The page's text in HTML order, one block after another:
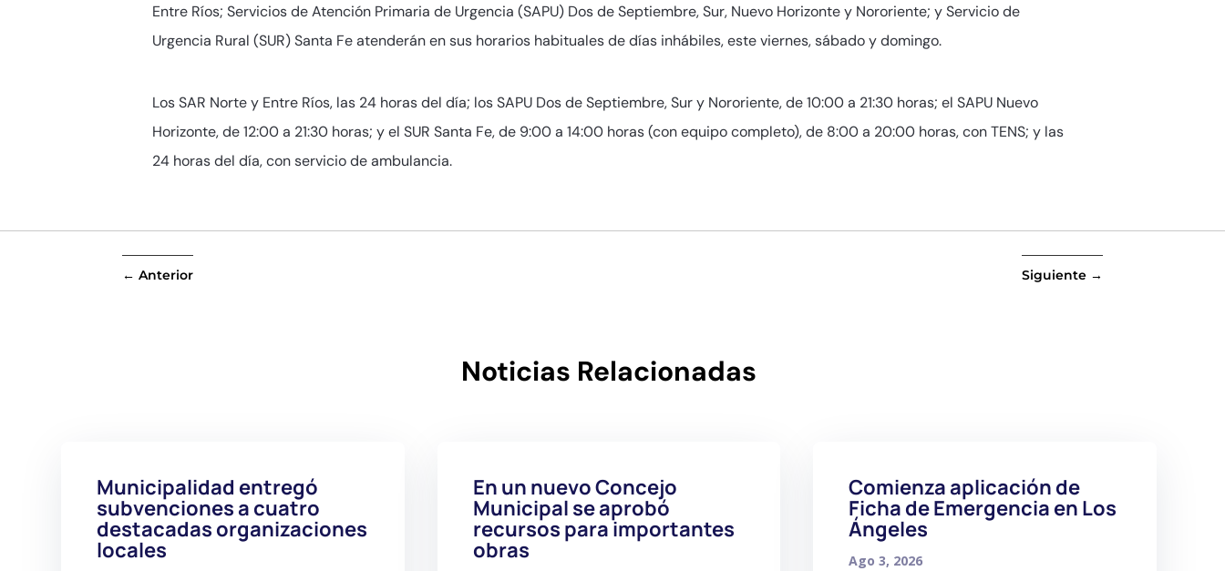
Entre Ríos; Servicios de Atención Primaria de Urgencia (SAPU) Dos de Septiembre, Sur, Nuevo Horizonte y Nororiente; y Servicio de
Urgencia Rural (SUR) Santa Fe atenderán en sus horarios habituales de días inhábiles, este viernes, sábado y domingo.
Los SAR Norte y Entre Ríos, las 24 horas del día; los SAPU Dos de Septiembre, Sur y Nororiente, de 10:00 a 21:30 horas; el SAPU Nuevo
Horizonte, de 12:00 a 21:30 horas; y el SUR Santa Fe, de 9:00 a 14:00 horas (con equipo completo), de 8:00 a 20:00 horas, con TENS; y las
24 horas del día, con servicio de ambulancia.
←Anterior Siguiente→
Noticias Relacionadas
Municipalidad entregó
subvenciones a cuatro
destacadas organizaciones
locales
En un nuevo Concejo
Municipal se aprobó
recursos para importantes
obras
Comienza aplicación de
Ficha de Emergencia en Los
Ángeles
Ago 3, 2026